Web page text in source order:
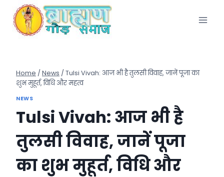
content
Home / News / Tulsi Vivah: आज भी है तुलसी विवाह, जानें पूजा का
शुभ मुहूर्त, विधि और महत्व
NEWS
Tulsi Vivah: आज भी है
तुलसी विवाह, जानें पूजा
का शुभ मुहूर्त, विधि और